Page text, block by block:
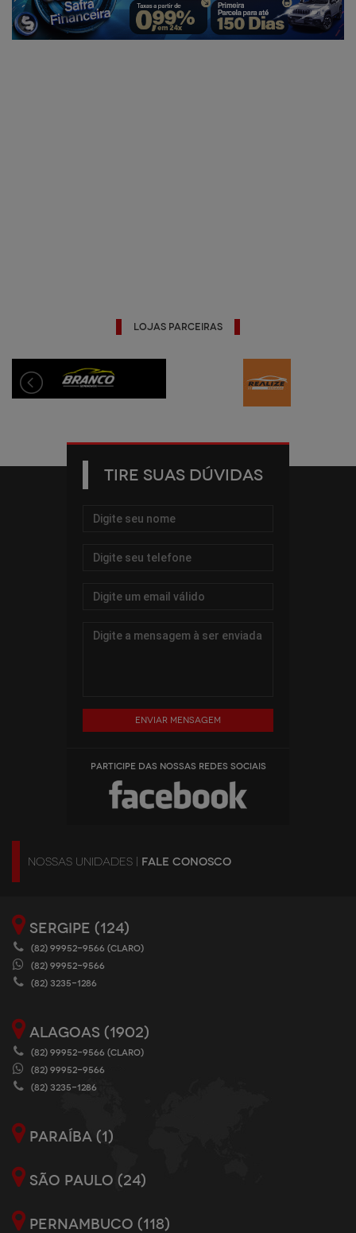
Lojas Parceiras
TIRE SUAS DÚVIDAS
Enviar mensagem
PARTICIPE DAS NOSSAS REDES SOCIAIS
NOSSAS UNIDADES | FALE CONOSCO
SERGIPE (124)
(82) 99952-9566 (CLARO)
(82) 99952-9566
(82) 3235-1286
ALAGOAS (1902)
(82) 99952-9566 (CLARO)
(82) 99952-9566
(82) 3235-1286
PARAÍBA (1)
SÃO PAULO (24)
PERNAMBUCO (118)